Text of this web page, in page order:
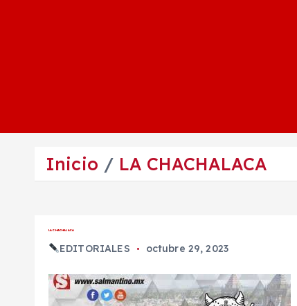
Inicio LA CHACHALACA
LA CHACHALACA
EDITORIALES octubre 29, 2023